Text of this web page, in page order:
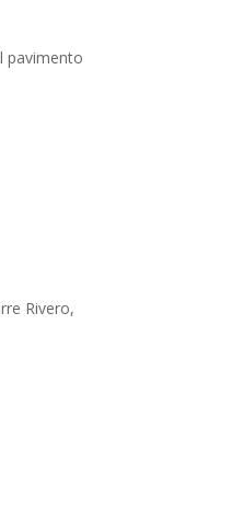
pavimento
Rivero,